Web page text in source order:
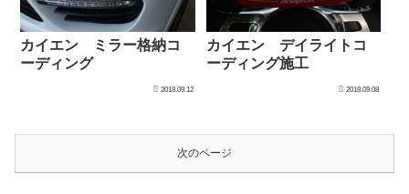
カイエン ミラー格納コ
ーディング
2018.09.12
カイエン デイライトコ
ーディング施工
2018.09.08
次のページ